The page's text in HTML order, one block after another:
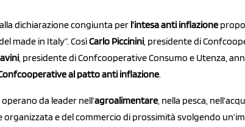
alla dichiarazione congiunta per l’intesa anti inflazione
made in Italy”. CosìCarlo Piccinini, presidente di
, presidente di Confcooperative Consumo e Utenza,
al patto anti inflazione.
da leader nell’agroalimentare, nella pesca,
e del commercio di prossimità svolgendo